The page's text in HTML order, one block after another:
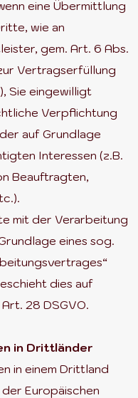
eine Übermittlung
wie an
gem. Art. 6 Abs.
Vertragserfüllung
Sie eingewilligt
Verpflichtung
auf Grundlage
Interessen (z.B.
Beauftragten,
mit der Verarbeitung
eines sog.
dies auf
28 DSGVO.
in Drittländer
in einem Drittland
Europäischen